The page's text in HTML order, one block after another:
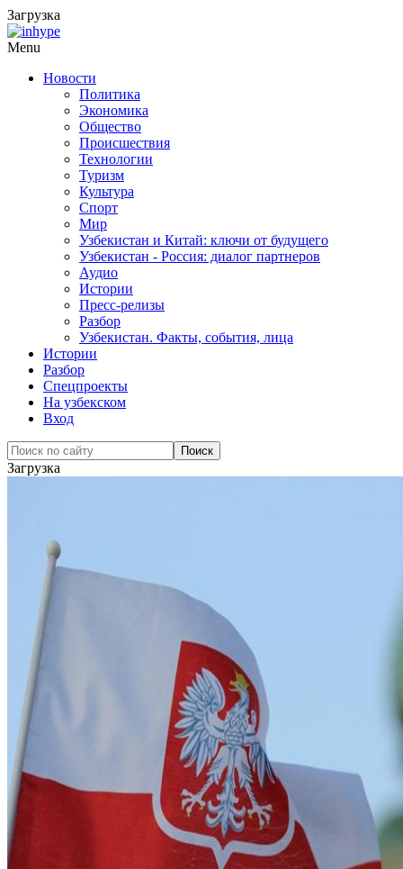
Загрузка
Menu
Новости
Политика
Экономика
Общество
Происшествия
Технологии
Туризм
Культура
Спорт
Мир
Узбекистан и Китай: ключи от будущего
Узбекистан - Россия: диалог партнеров
Аудио
Истории
Пресс-релизы
Разбор
Узбекистан. Факты, события, лица
Истории
Разбор
Спецпроекты
На узбекском
Вход
Загрузка